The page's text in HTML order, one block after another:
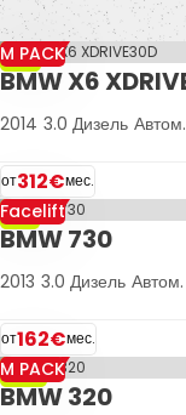
-4%
M PACK
BMW X6
2014 3.0 Дизель Автом.
от312€мес.
-7%
Facelift
BMW 730
2013 3.0 Дизель Автом.
от162€мес.
-13%
M PACK
BMW 320